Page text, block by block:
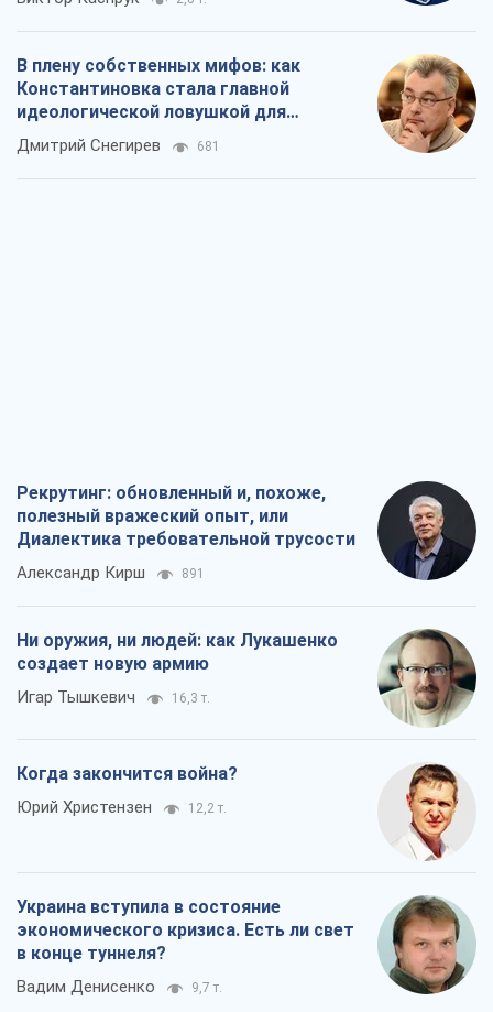
В плену собственных мифов: как
Константиновка стала главной
идеологической ловушкой для
российских оккупантов
Дмитрий Снегирев 681
Рекрутинг: обновленный и, похоже,
полезный вражеский опыт, или
Диалектика требовательной трусости
Александр Кирш 891
Ни оружия, ни людей: как Лукашенко
создает новую армию
Игар Тышкевич 16,3 т.
Когда закончится война?
Юрий Христензен 12,2 т.
Украина вступила в состояние
экономического кризиса. Есть ли свет
в конце туннеля?
Вадим Денисенко 9,7 т.